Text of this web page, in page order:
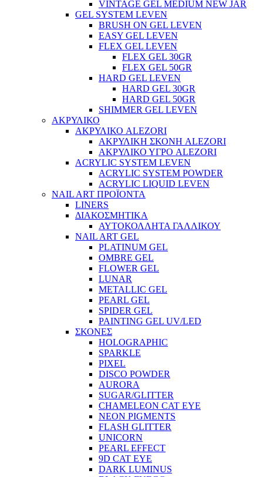
VINTAGE GEL MEDIUM NEW JAR
GEL SYSTEM LEVEN
BRUSH ON GEL LEVEN
EASY GEL LEVEN
FLEX GEL LEVEN
FLEX GEL 30GR
FLEX GEL 50GR
HARD GEL LEVEN
HARD GEL 30GR
HARD GEL 50GR
SHIMMER GEL LEVEN
ΑΚΡΥΛΙΚΟ
ΑΚΡΥΛΙΚΟ ALEZORI
ΑΚΡΥΛΙΚΗ ΣΚΟΝΗ ALEZORI
ΑΚΡΥΛΙΚΟ ΥΓΡΟ ALEZORI
ACRYLIC SYSTEM LEVEN
ACRYLIC SYSTEM POWDER
ACRYLIC LIQUID LEVEN
NAIL ART ΠΡΟΪΟΝΤΑ
LINERS
ΔΙΑΚΟΣΜΗΤΙΚΑ
ΑΥΤΟΚΟΛΛΗΤΑ ΓΑΛΛΙΚΟΥ
NAIL ART GEL
PLATINUM GEL
OMBRE GEL
FLOWER GEL
LUNAR
METALLIC GEL
PEARL GEL
SPIDER GEL
PAINTING GEL UV/LED
ΣΚΟΝΕΣ
HOLOGRAPHIC
SPARKLE
PIXEL
DISCO POWDER
AURORA
SUGAR/GLITTER
CHAMELEON CAT EYE
NEON PIGMENTS
FLASH GLITTER
UNICORN
PEARL EFFECT
9D CAT EYE
DARK LUMINUS